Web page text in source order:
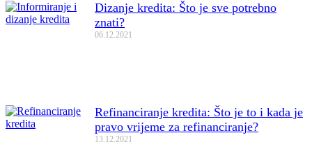
Dizanje kredita: Što je sve potrebno
znati?
06.12.2021
Refinanciranje kredita: Što je to i kada je
pravo vrijeme za refinanciranje?
13.12.2021